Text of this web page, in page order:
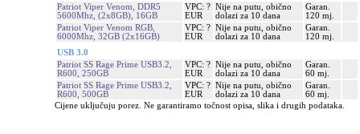
Patriot Viper Venom, DDR5
5600Mhz, (2x8GB), 16GB
VPC: ?
EUR
Nije na putu, obično
dolazi za 10 dana
Garan.
120 mj.
Patriot Viper Venom RGB,
6000Mhz, 32GB (2x16GB)
VPC: ?
EUR
Nije na putu, obično
dolazi za 10 dana
Garan.
120 mj.
USB 3.0
Patriot SS Rage Prime USB3.2,
R600, 250GB
VPC: ?
EUR
Nije na putu, obično
dolazi za 10 dana
Garan.
60 mj.
Patriot SS Rage Prime USB3.2,
R600, 500GB
VPC: ?
EUR
Nije na putu, obično
dolazi za 10 dana
Garan.
60 mj.
Cijene uključuju porez. Ne garantiramo točnost opisa, slika i drugih podataka.